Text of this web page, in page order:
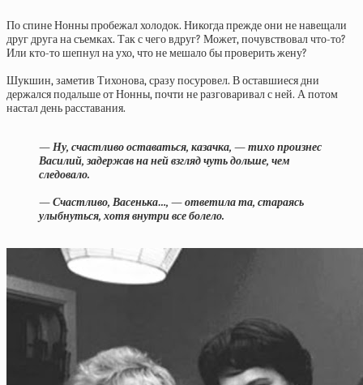
По спине Нонны пробежал холодок. Никогда прежде они не навещали
друг друга на съемках. Так с чего вдруг? Может, почувствовал что-то?
Или кто-то шепнул на ухо, что не мешало бы проверить жену?
Шукшин, заметив Тихонова, сразу посуровел. В оставшиеся дни
держался подальше от Нонны, почти не разговаривал с ней. А потом
настал день расставания.
— Ну, счастливо оставаться, казачка, — тихо произнес
Василий, задержав на ней взгляд чуть дольше, чем
следовало.
— Счастливо, Васенька…, — ответила та, стараясь
улыбнуться, хотя внутри все болело.